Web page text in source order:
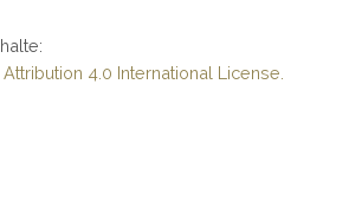
4.0 International License.